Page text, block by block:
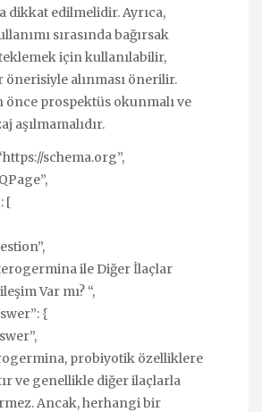
dikkat edilmelidir. Ayrıca,
sırasında bağırsak
için kullanılabilir,
alınması önerilir.
önce prospektüs okunmalı ve
aşılmamalıdır.
schema.org”,
[
ile Diğer İlaçlar
Var mı? “,
{
probiyotik özelliklere
ve genellikle diğer ilaçlarla
Ancak, herhangi bir